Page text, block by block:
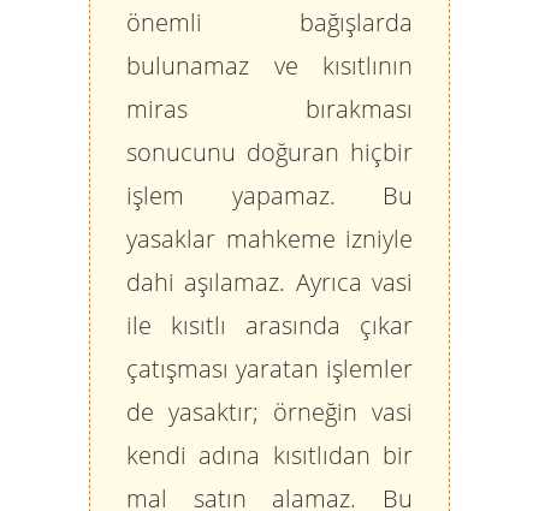
önemli bağışlarda
bulunamaz ve kısıtlının
miras bırakması
sonucunu doğuran hiçbir
işlem yapamaz. Bu
yasaklar mahkeme izniyle
dahi aşılamaz. Ayrıca vasi
ile kısıtlı arasında çıkar
çatışması yaratan işlemler
de yasaktır; örneğin vasi
kendi adına kısıtlıdan bir
mal satın alamaz. Bu